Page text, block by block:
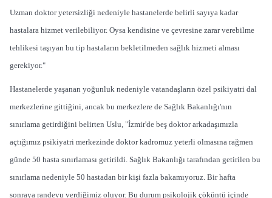
Uzman doktor yetersizliği nedeniyle hastanelerde belirli sayıya kadar
hastalara hizmet verilebiliyor. Oysa kendisine ve çevresine zarar verebilme
tehlikesi taşıyan bu tip hastaların bekletilmeden sağlık hizmeti alması
gerekiyor."
Hastanelerde yaşanan yoğunluk nedeniyle vatandaşların özel psikiyatri dal
merkezlerine gittiğini, ancak bu merkezlere de Sağlık Bakanlığı'nın
sınırlama getirdiğini belirten Uslu, "İzmir'de beş doktor arkadaşımızla
açtığımız psikiyatri merkezinde doktor kadromuz yeterli olmasına rağmen
günde 50 hasta sınırlaması getirildi. Sağlık Bakanlığı tarafından getirilen bu
sınırlama nedeniyle 50 hastadan bir kişi fazla bakamıyoruz. Bir hafta
sonraya randevu verdiğimiz oluyor. Bu durum psikolojik çöküntü içinde